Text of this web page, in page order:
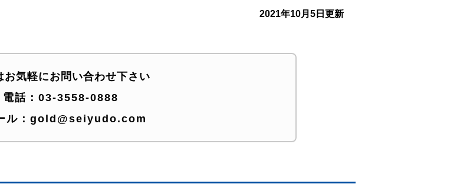
2021年10月5日更新
お気軽にお問い合わせ下さい
電話： 03-3558-0888
ル： gold@seiyudo.com